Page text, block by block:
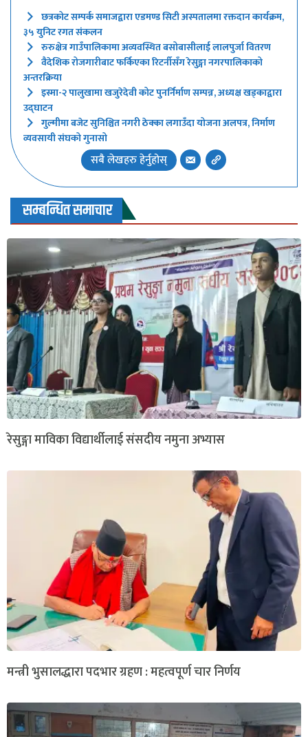
छत्रकोट सम्पर्क समाजद्वारा एडमण्ड सिटी अस्पतालमा रक्तदान कार्यक्रम,
३५ युनिट रगत संकलन
रुरुक्षेत्र गाउँपालिकामा अव्यवस्थित बसोबासीलाई लालपुर्जा वितरण
वैदेशिक रोजगारीबाट फर्किएका रिटर्नीसँग रेसुङ्गा नगरपालिकाको
अन्तरक्रिया
इस्मा-२ पालुखामा खजुरेदेवी कोट पुनर्निर्माण सम्पन्न, अध्यक्ष खड्काद्वारा
उद्घाटन
गुल्मीमा बजेट सुनिश्चित नगरी ठेक्का लगाउँदा योजना अलपत्र, निर्माण
व्यवसायी संघको गुनासो
सबै लेखहरु हेर्नुहोस्
सम्बन्धित समाचार
रेसुङ्गा माविका विद्यार्थीलाई संसदीय नमुना अभ्यास
मन्त्री भुसालद्धारा पदभार ग्रहण : महत्वपूर्ण चार निर्णय